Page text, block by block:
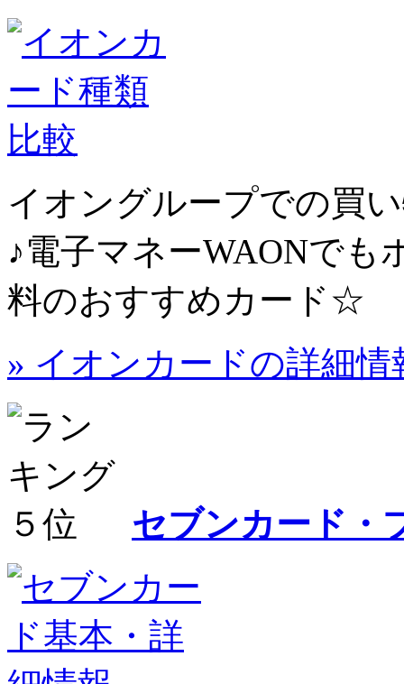
イオングループでの買
♪電子マネーWAONでも
料のおすすめカード☆
» イオンカードの詳細情
セブンカード・